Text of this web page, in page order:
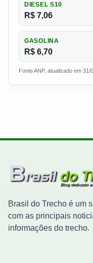
DIESEL S10
R$ 7,06
GASOLINA
R$ 6,70
Fonte ANP, atualizado em 31/
Brasil do Trecho é um
com as principais
informações do trecho.